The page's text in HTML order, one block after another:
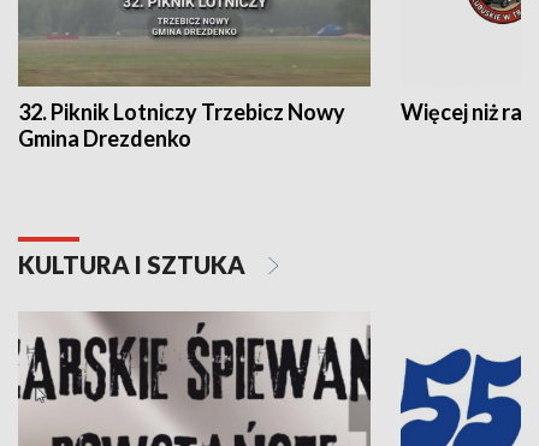
32. Piknik Lotniczy Trzebicz Nowy
Gmina Drezdenko
Więcej niż rajd
KULTURA I SZTUKA